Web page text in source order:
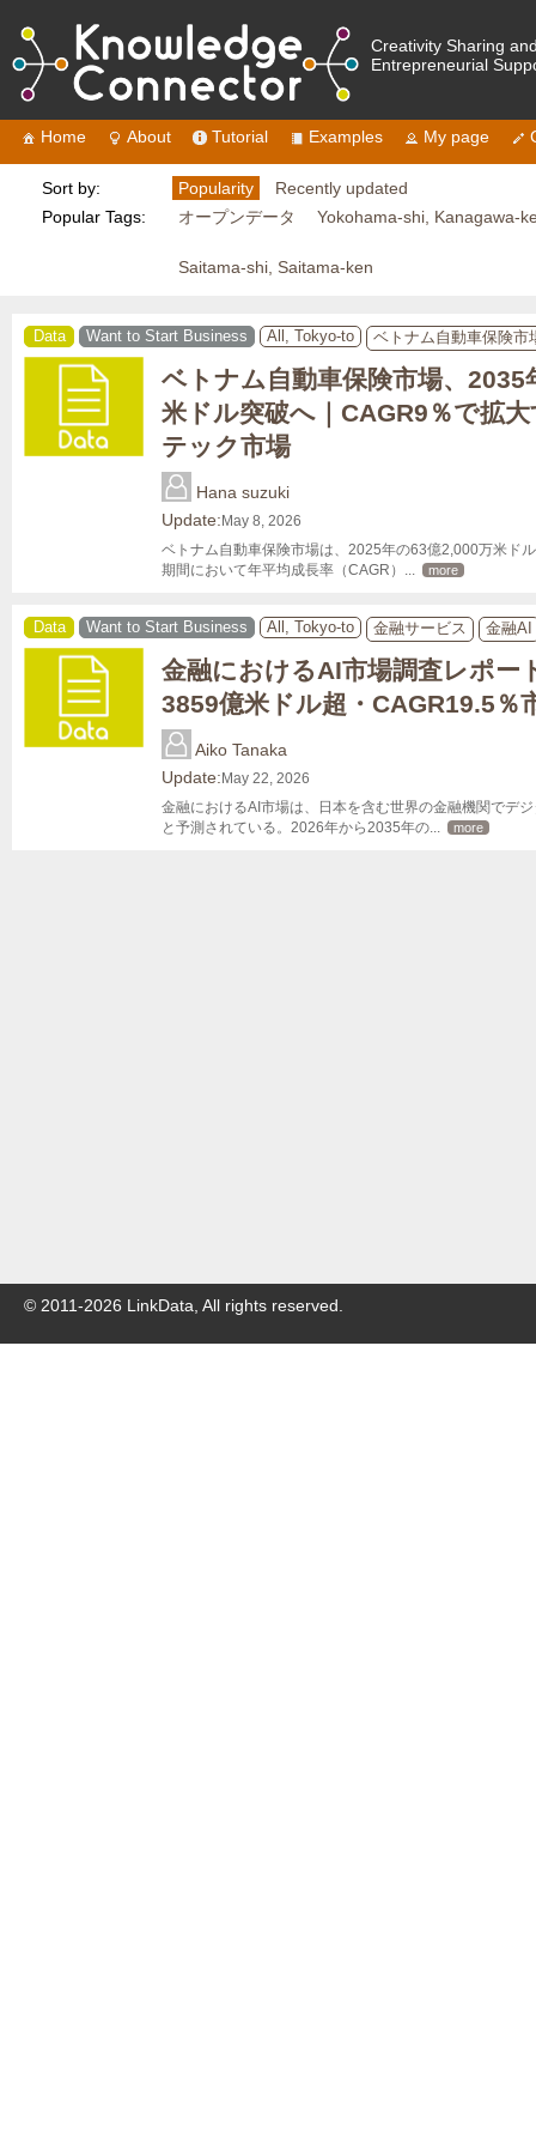
Creativity Sharing
Entrepreneurial
Home About Tutorial Examples My page
Sort by: Popularity
Recently updated
Popular Tags:
オープンデータ Yokohama-shi, Kanagawa-
Saitama-shi, Saitama-ken
Data Want to Start Business All, Tokyo-to ベトナム自動車保険市
ベトナム自動車保険市場、2035
米ドル突破へ｜CAGR9％で拡
テック市場
Hana suzuki
Update: May 8, 2026
ベトナム自動車保険市場は、2025年の63億2,000万米ド
期間において年平均成長率（CAGR） ... more
Data Want to Start Business All, Tokyo-to 金融サービス 金融AI
金融におけるAI市場調査レポー
3859億米ドル超・CAGR19.5％
Aiko Tanaka
Update: May 22, 2026
金融におけるAI市場は、日本を含む世界の金融機関でデ
と予測されている。2026年から2035年の... more
© 2011-2026 LinkData, All rights reserved.